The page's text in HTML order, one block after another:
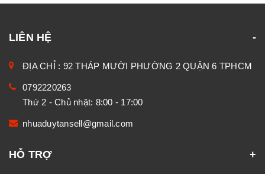
LIÊN HỆ
ĐỊA CHỈ : 92 THÁP MƯỜI PHƯỜNG 2 QUẬN 6 TPHCM
0792220263
Thứ 2 - Chủ nhật: 8:00 - 17:00
nhuaduytansell@gmail.com
HỖ TRỢ